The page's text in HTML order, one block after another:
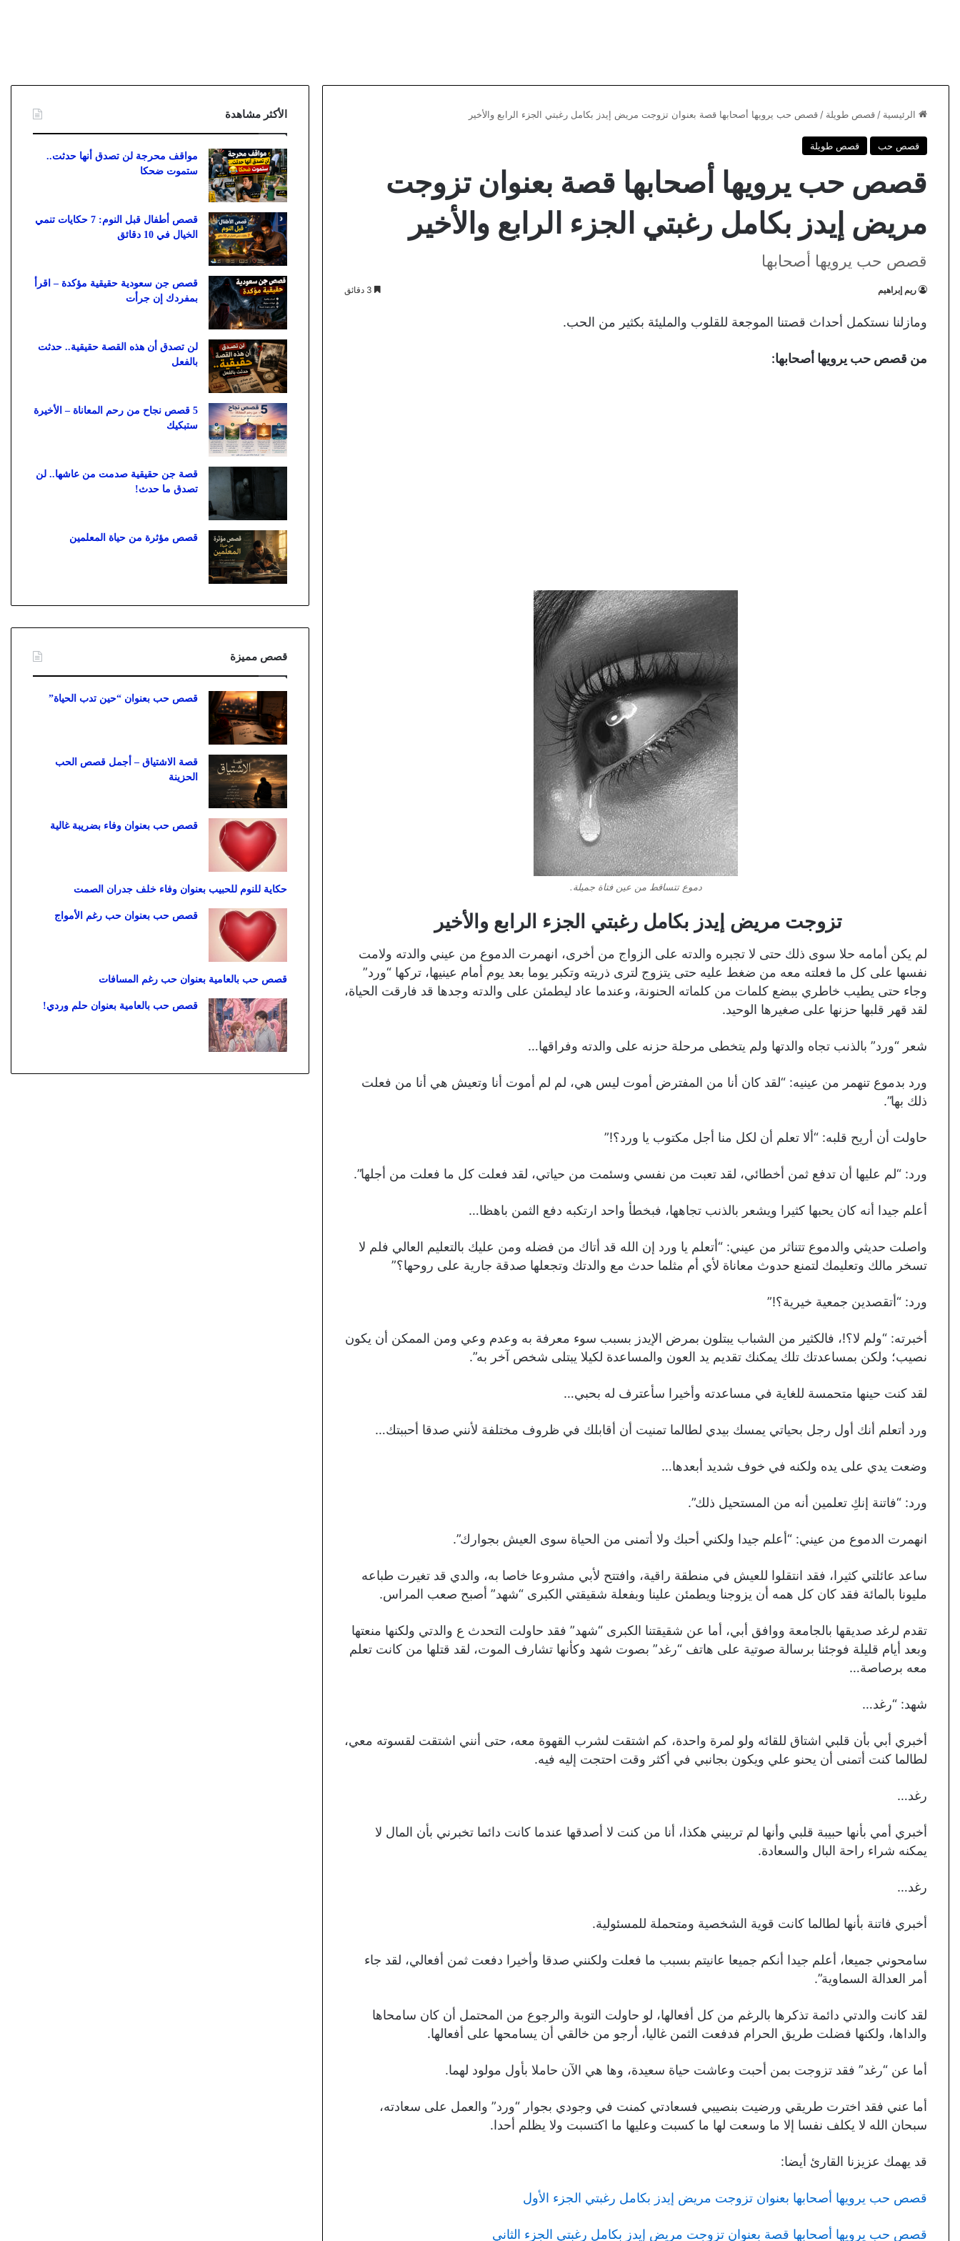
الرئيسية / قصص طويلة / قصص حب يرويها أصحابها قصة بعنوان تزوجت مريض إيدز بكامل رغبتي الجزء الرابع والأخير
قصص حب قصص طويلة
قصص حب يرويها أصحابها قصة بعنوان تزوجت
مريض إيدز بكامل رغبتي الجزء الرابع والأخير
قصص حب يرويها أصحابها
ريم إبراهيم
ومازلنا نستكمل أحداث قصتنا الموجعة للقلوب والمليئة بكثير من الحب.
من قصص حب يرويها أصحابها:
دموع تتساقط من عين فتاة جميلة.
تزوجت مريض إيدز بكامل رغبتي الجزء الرابع والأخير
لم يكن أمامه حلا سوى ذلك حتى لا تجبره والدته على الزواج من أخرى، انهمرت الدموع من عيني والدته ولامت
نفسها على كل ما فعلته معه من ضغط عليه حتى يتزوج لترى ذريته وتكبر يوما بعد يوم أمام عينيها، تركها “ورد”
وجاء حتى يطيب خاطري ببضع كلمات من كلماته الحنونة، وعندما عاد ليطمئن على والدته وجدها قد فارقت الحياة،
لقد قهر قلبها حزنها على صغيرها الوحيد.
شعر “ورد” بالذنب تجاه والدتها ولم يتخطى مرحلة حزنه على والدته وفراقها…
ورد بدموع تنهمر من عينيه: “لقد كان أنا من المفترض أموت ليس هي، لم لم أموت أنا وتعيش هي أنا من فعلت
ذلك بها”.
حاولت أن أريح قلبه: “ألا تعلم أن لكل منا أجل مكتوب يا ورد؟!”
ورد: “لم عليها أن تدفع ثمن أخطائي، لقد تعبت من نفسي وسئمت من حياتي، لقد فعلت كل ما فعلت من أجلها”.
أعلم جيدا أنه كان يحبها كثيرا ويشعر بالذنب تجاهها، فبخطأ واحد ارتكبه دفع الثمن باهظا…
واصلت حديثي والدموع تتناثر من عيني: “أتعلم يا ورد إن الله قد أتاك من فضله ومن عليك بالتعليم العالي فلم لا
تسخر مالك وتعليمك لتمنع حدوث معاناة لأي أم مثلما حدث مع والدتك وتجعلها صدقة جارية على روحها؟”
ورد: “أتقصدين جمعية خيرية؟!”
أخبرته: “ولم لا؟!، فالكثير من الشباب يبتلون بمرض الإيدز بسبب سوء معرفة به وعدم وعي ومن الممكن أن يكون
نصيب؛ ولكن بمساعدتك تلك يمكنك تقديم يد العون والمساعدة لكيلا يبتلى شخص آخر به”.
لقد كنت حينها متحمسة للغاية في مساعدته وأخيرا سأعترف له بحبي…
ورد أتعلم أنك أول رجل بحياتي يمسك بيدي لطالما تمنيت أن أقابلك في ظروف مختلفة لأنني صدقا أحببتك…
وضعت يدي على يده ولكنه في خوف شديد أبعدها…
ورد: “فاتنة إنكِ تعلمين أنه من المستحيل ذلك”.
انهمرت الدموع من عيني: “أعلم جيدا ولكني أحبك ولا أتمنى من الحياة سوى العيش بجوارك”.
ساعد عائلتي كثيرا، فقد انتقلوا للعيش في منطقة راقية، وافتتح لأبي مشروعا خاصا به، والدي قد تغيرت طباعه
مليونا بالمائة فقد كان كل همه أن يزوجنا ويطمئن علينا وبفعلة شقيقتي الكبرى “شهد” أصبح صعب المراس.
تقدم لرغد صديقها بالجامعة ووافق أبي، أما عن شقيقتنا الكبرى “شهد” فقد حاولت التحدث ع والدتي ولكنها منعتها
وبعد أيام قليلة فوجئنا برسالة صوتية على هاتف “رغد” بصوت شهد وكأنها تشارف الموت، لقد قتلها من كانت تعلم
معه برصاصة…
شهد: “رغد…
أخبري أبي بأن قلبي اشتاق للقائه ولو لمرة واحدة، كم اشتقت لشرب القهوة معه، حتى أنني اشتقت لقسوته معي،
لطالما كنت أتمنى أن يحنو علي ويكون بجانبي في أكثر وقت احتجت إليه فيه.
رغد…
أخبري أمي بأنها حبيبة قلبي وأنها لم تربيني هكذا، أنا من كنت لا أصدقها عندما كانت دائما تخبرني بأن المال لا
يمكنه شراء راحة البال والسعادة.
رغد…
أخبري فاتنة بأنها لطالما كانت قوية الشخصية ومتحملة للمسئولية.
سامحوني جميعا، أعلم جيدا أنكم جميعا عانيتم بسبب ما فعلت ولكنني صدقا وأخيرا دفعت ثمن أفعالي، لقد جاء
أمر العدالة السماوية”.
لقد كانت والدتي دائمة تذكرها بالرغم من كل أفعالها، لو حاولت التوبة والرجوع من المحتمل أن كان سامحاها
والداها، ولكنها فضلت طريق الحرام فدفعت الثمن غاليا، أرجو من خالقي أن يسامحها على أفعالها.
أما عن “رغد” فقد تزوجت بمن أحبت وعاشت حياة سعيدة، وها هي الآن حاملا بأول مولود لهما.
أما عني فقد اخترت طريقي ورضيت بنصيبي فسعادتي كمنت في وجودي بجوار “ورد” والعمل على سعادته،
سبحان الله لا يكلف نفسا إلا ما وسعت لها ما كسبت وعليها ما اكتسبت ولا يظلم أحدا.
قد يهمك عزيزنا القارئ أيضا:
قصص حب يرويها أصحابها بعنوان تزوجت مريض إيدز بكامل رغبتي الجزء الأول
قصص حب يرويها أصحابها قصة بعنوان تزوجت مريض إيدز بكامل رغبتي الجزء الثاني
الأكثر مشاهدة
مواقف محرجة لن تصدق أنها حدثت..
ستموت ضحكا
قصص أطفال قبل النوم: 7 حكايات تنمي
الخيال في 10 دقائق
قصص جن سعودية حقيقية مؤكدة – اقرأ
بمفردك إن جرأت
لن تصدق أن هذه القصة حقيقية.. حدثت
بالفعل
5 قصص نجاح من رحم المعاناة – الأخيرة
ستبكيك
قصة جن حقيقية صدمت من عاشها.. لن
تصدق ما حدث!
قصص مؤثرة من حياة المعلمين
قصص مميزة
قصص حب بعنوان “حين تدب الحياة”
قصة الاشتياق – أجمل قصص الحب
الحزينة
قصص حب بعنوان وفاء بضريبة غالية
حكاية للنوم للحبيب بعنوان وفاء خلف جدران الصمت
قصص حب بعنوان حب رغم الأمواج
قصص حب بالعامية بعنوان حب رغم المسافات
قصص حب بالعامية بعنوان حلم وردي!